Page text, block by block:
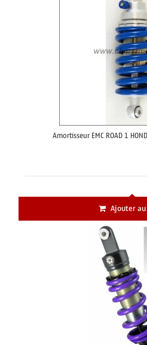
Amortisseur EMC ROAD 1
Ajouter